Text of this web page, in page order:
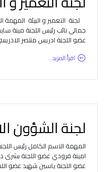
لجنة التعمير و البيئة
جمالي نائب رئيس اللجنة مينة
عضو اللجنة ادريس منتصر
اقرأ المزيد...
لجنة الشؤون
المهمة الاسم الكامل رئيس
امينة فرودي عضو اللجنة
عضو اللجنة ياسين شهيد عضو